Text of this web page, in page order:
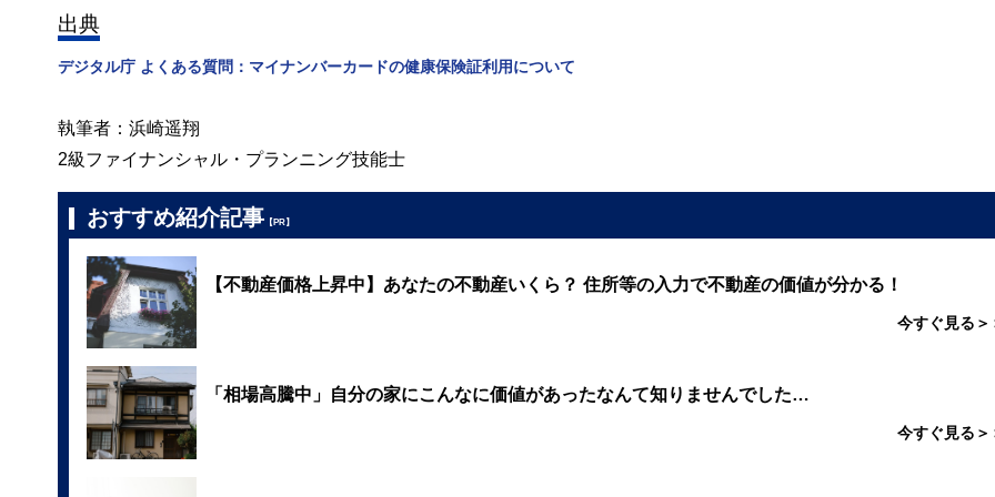
出典
デジタル庁 よくある質問：マイナンバーカードの健康保険証利用について
執筆者：浜崎遥翔
2級ファイナンシャル・プランニング技能士
おすすめ紹介記事 【PR】
【不動産価格上昇中】あなたの不動産いくら？ 住所等の入力で不動産の価値が分かる！
今すぐ見る＞
「相場高騰中」自分の家にこんなに価値があったなんて知りませんでした…
今すぐ見る＞